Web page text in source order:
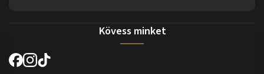
Kövess minket